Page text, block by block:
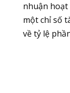
nhuận
một chỉ số
về tỷ lệ